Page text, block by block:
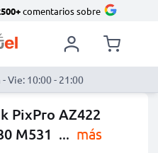
comentarios sobre
- Vie: 10:00 - 21:00
PixPro AZ422
M531 ... más